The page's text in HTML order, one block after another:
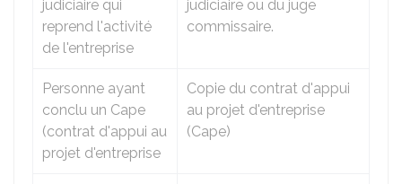
judiciaire qui
reprend l'activité
de l'entreprise
judiciaire ou du juge
commissaire.
Personne ayant
conclu un Cape
(contrat d'appui au
projet d'entreprise
Copie du contrat d'appui
au projet d'entreprise
(Cape)